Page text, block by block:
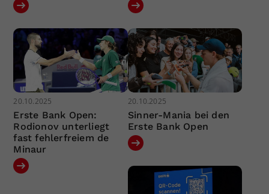
20.10.2025
Erste Bank Open:
Rodionov unterliegt
fast fehlerfreiem de
Minaur
20.10.2025
Sinner-Mania bei den
Erste Bank Open